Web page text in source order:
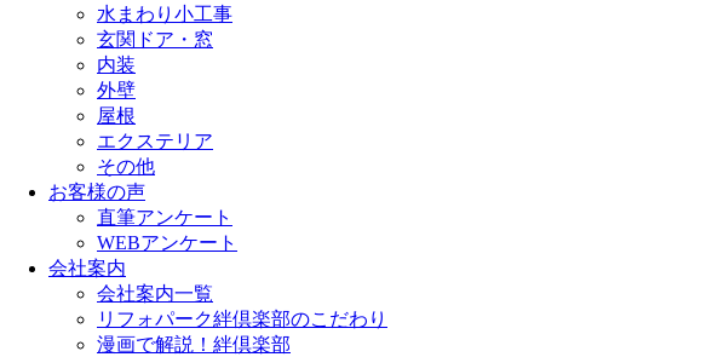
水まわり小工事
玄関ドア・窓
内装
外壁
屋根
エクステリア
その他
お客様の声
直筆アンケート
WEBアンケート
会社案内
会社案内一覧
リフォパーク絆倶楽部のこだわり
漫画で解説！絆倶楽部